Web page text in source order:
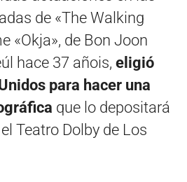
de «The Walking
«Okja», de Bon Joon
hace 37 añois, eligió
para hacer una
que lo depositará
Teatro Dolby de Los